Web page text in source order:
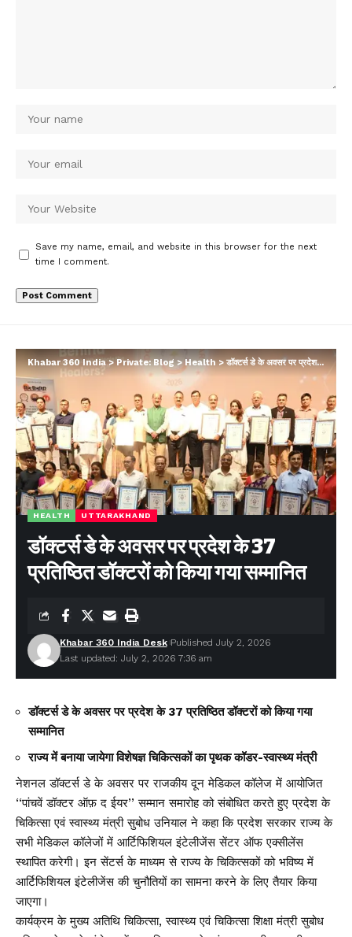
Save my name, email, and website in this browser for the next
time I comment.
Khabar 360 India>Private: Blog>Health>डॉक्टर्स डे के अवसर पर प्रदेश के 37 प्रतिष्ठित डॉक्टरों को किया गया सम्मानित
HEALTH UTTARAKHAND
डॉक्टर्स डे के अवसर पर प्रदेश के 37
प्रतिष्ठित डॉक्टरों को किया गया सम्मानित
Last updated: July 2, 2026 7:36 am
Khabar 360 India Desk Published July 2, 2026
डॉक्टर्स डे के अवसर पर प्रदेश के 37 प्रतिष्ठित डॉक्टरों को किया गया
सम्मानित
राज्य में बनाया जायेगा विशेषज्ञ चिकित्सकों का पृथक कॉडर-स्वास्थ्य मंत्री
नेशनल डॉक्टर्स डे के अवसर पर राजकीय दून मेडिकल कॉलेज में आयोजित
‘‘पांचवें डॉक्टर ऑफ़ द ईयर’’ सम्मान समारोह को संबोधित करते हुए प्रदेश के
चिकित्सा एवं स्वास्थ्य मंत्री सुबोध उनियाल ने कहा कि प्रदेश सरकार राज्य के
सभी मेडिकल कॉलेजों में आर्टिफिशियल इंटेलीजेंस सेंटर ऑफ एक्सीलेंस
स्थापित करेगी। इन सेंटर्स के माध्यम से राज्य के चिकित्सकों को भविष्य में
आर्टिफिशियल इंटेलीजेंस की चुनौतियों का सामना करने के लिए तैयार किया
जाएगा।
कार्यक्रम के मुख्य अतिथि चिकित्सा, स्वास्थ्य एवं चिकित्सा शिक्षा मंत्री सुबोध